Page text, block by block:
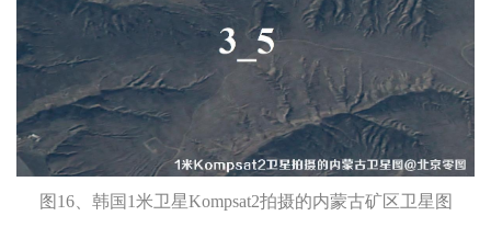
图16、韩国1米卫星Kompsat2拍摄的内蒙古矿区卫星图